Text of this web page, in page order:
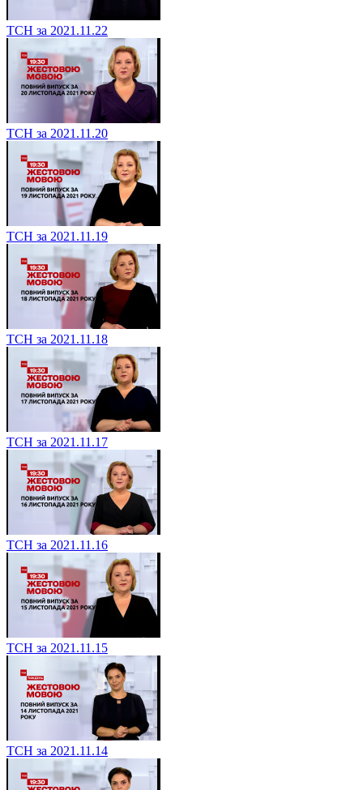
ТСН за 2021.11.22
ТСН за 2021.11.20
ТСН за 2021.11.19
ТСН за 2021.11.18
ТСН за 2021.11.17
ТСН за 2021.11.16
ТСН за 2021.11.15
ТСН за 2021.11.14